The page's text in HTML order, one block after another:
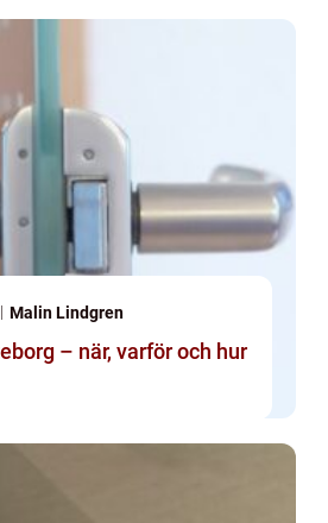
Malin Lindgren
– när, varför och hur